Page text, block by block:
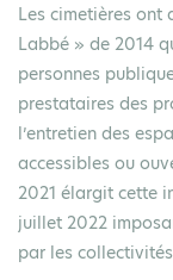
Les cimetières ont
Labbé » de 2014
personnes
prestataires des
l’entretien des
accessibles ou
2021 élargit cette
juillet 2022
par les